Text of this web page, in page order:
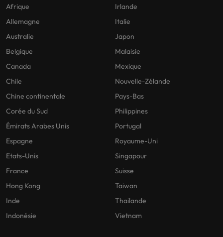
Afrique
Allemagne
Australie
Belgique
Canada
Chile
Chine continentale
Corée du Sud
Émirats Arabes Unis
Espagne
Etats-Unis
France
Hong Kong
Inde
Indonésie
Irlande
Italie
Japon
Malaisie
Mexique
Nouvelle-Zélande
Pays-Bas
Philippines
Portugal
Royaume-Uni
Singapour
Suisse
Taiwan
Thailande
Vietnam